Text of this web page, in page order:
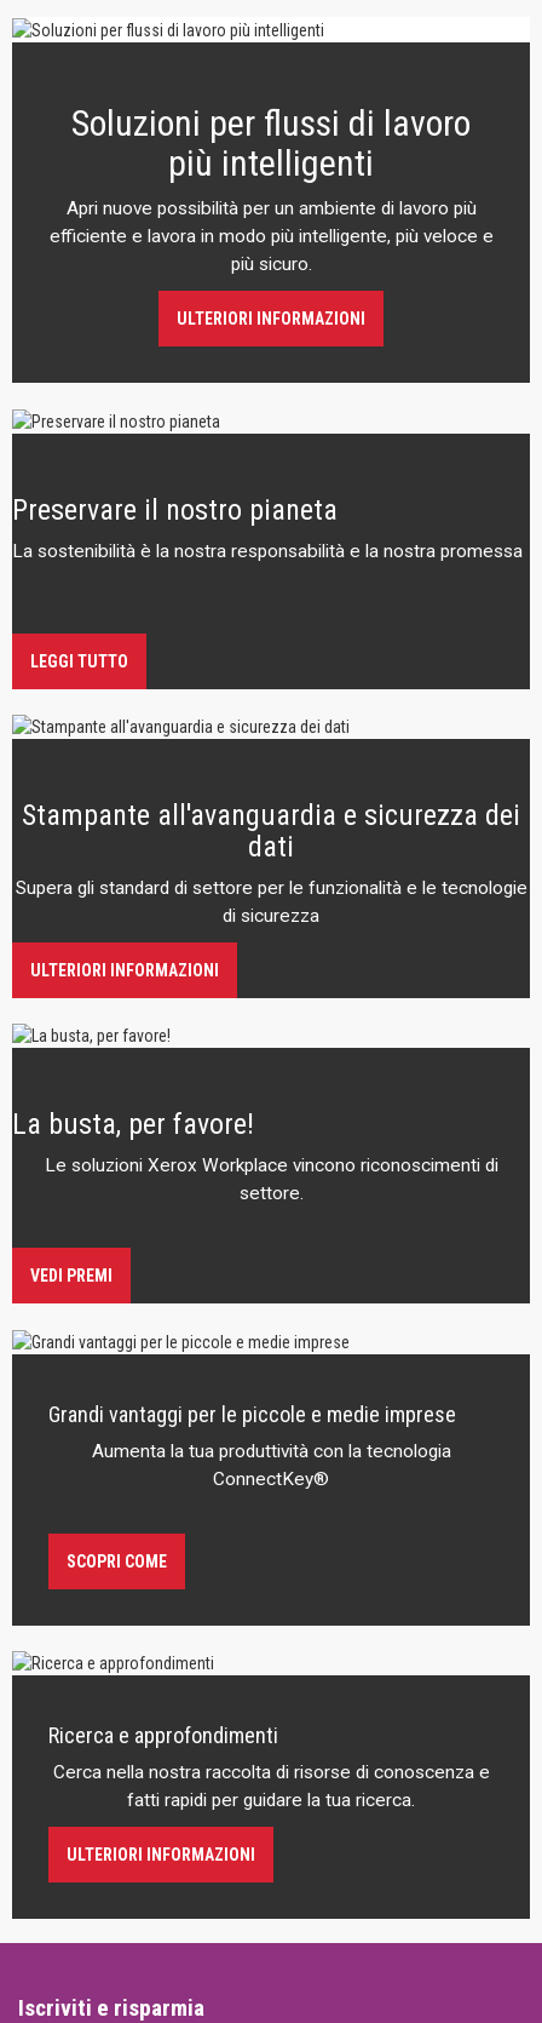
Soluzioni per flussi di lavoro
più intelligenti
Apri nuove possibilità per un ambiente di lavoro più
efficiente e lavora in modo più intelligente, più veloce e
più sicuro.
ULTERIORI INFORMAZIONI
Preservare il nostro pianeta
La sostenibilità è la nostra responsabilità e la nostra promessa
LEGGI TUTTO
Stampante all'avanguardia e sicurezza dei
dati
Supera gli standard di settore per le funzionalità e le tecnologie
di sicurezza
ULTERIORI INFORMAZIONI
La busta, per favore!
Le soluzioni Xerox Workplace vincono riconoscimenti di
settore.
VEDI PREMI
Grandi vantaggi per le piccole e medie imprese
Aumenta la tua produttività con la tecnologia
ConnectKey®
SCOPRI COME
Ricerca e approfondimenti
Cerca nella nostra raccolta di risorse di conoscenza e
fatti rapidi per guidare la tua ricerca.
ULTERIORI INFORMAZIONI
Iscriviti e risparmia